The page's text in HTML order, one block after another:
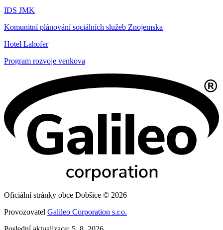
IDS JMK
Komunitní plánování sociálních služeb Znojemska
Hotel Lahofer
Program rozvoje venkova
Oficiální stránky obce Dobšice © 2026
Provozovatel Galileo Corporation s.r.o.